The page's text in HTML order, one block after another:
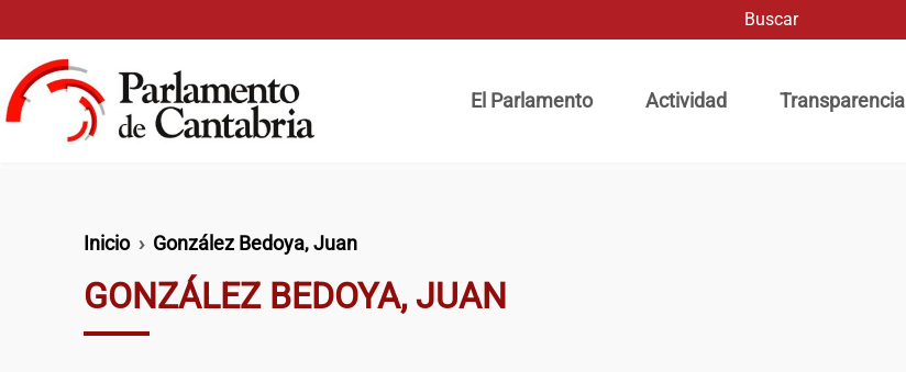
El Parlamento
Actividad Transparencia
Ruta de navegación
Inicio González Bedoya, Juan
GONZÁLEZ BEDOYA, JUAN